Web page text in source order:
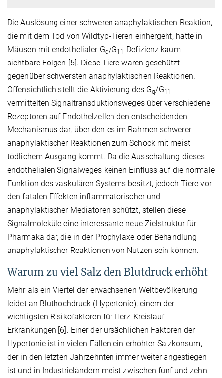
Die Auslösung einer schweren anaphylaktischen Reaktion,
die mit dem Tod von Wildtyp-Tieren einhergeht, hatte in
Mäusen mit endothelialer Gq/G11-Defizienz kaum
sichtbare Folgen [5]. Diese Tiere waren geschützt
gegenüber schwersten anaphylaktischen Reaktionen.
Offensichtlich stellt die Aktivierung des Gq/G11 -
vermittelten Signaltransduktionsweges über verschiedene
Rezeptoren auf Endothelzellen den entscheidenden
Mechanismus dar, über den es im Rahmen schwerer
anaphylaktischer Reaktionen zum Schock mit meist
tödlichem Ausgang kommt. Da die Ausschaltung dieses
endothelialen Signalweges keinen Einfluss auf die normale
Funktion des vaskulären Systems besitzt, jedoch Tiere vor
den fatalen Effekten inflammatorischer und
anaphylaktischer Mediatoren schützt, stellen diese
Signalmoleküle eine interessante neue Zielstruktur für
Pharmaka dar, die in der Prophylaxe oder Behandlung
anaphylaktischer Reaktionen von Nutzen sein können.
Warum zu viel Salz den Blutdruck erhöht
Mehr als ein Viertel der erwachsenen Weltbevölkerung
leidet an Bluthochdruck (Hypertonie), einem der
wichtigsten Risikofaktoren für Herz-Kreislauf-
Erkrankungen [6]. Einer der ursächlichen Faktoren der
Hypertonie ist in vielen Fällen ein erhöhter Salzkonsum,
der in den letzten Jahrzehnten immer weiter angestiegen
ist und in Industrieländern meist zwischen fünf und zehn